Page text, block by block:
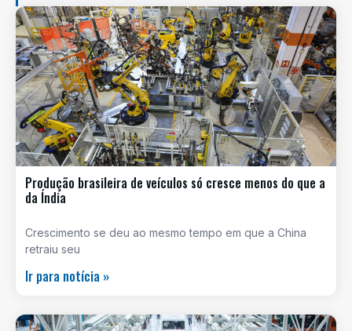
Produção brasileira de veículos só cresce menos do que a
da Índia
Crescimento se deu ao mesmo tempo em que a China
retraiu seu
Ir para notícia »